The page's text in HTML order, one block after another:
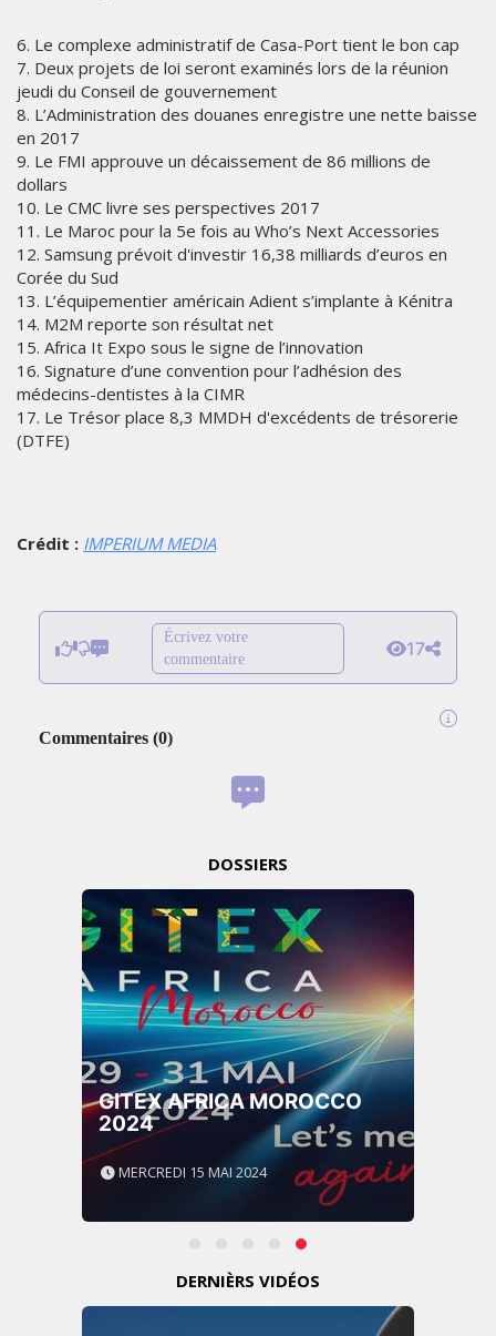
6. Le complexe administratif de Casa-Port tient le bon cap
7. Deux projets de loi seront examinés lors de la réunion
jeudi du Conseil de gouvernement
8. L’Administration des douanes enregistre une nette baisse
en 2017
9. Le FMI approuve un décaissement de 86 millions de
dollars
10. Le CMC livre ses perspectives 2017
11. Le Maroc pour la 5e fois au Who’s Next Accessories
12. Samsung prévoit d'investir 16,38 milliards d’euros en
Corée du Sud
13. L’équipementier américain Adient s’implante à Kénitra
14. M2M reporte son résultat net
15. Africa It Expo sous le signe de l’innovation
16. Signature d’une convention pour l’adhésion des
médecins-dentistes à la CIMR
17. Le Trésor place 8,3 MMDH d'excédents de trésorerie
(DTFE)
Crédit : IMPERIUM MEDIA
Écrivez votre
commentaire
17
Commentaires (0)
DOSSIERS
GITEX AFRICA MOROCCO
2024
MERCREDI 15 MAI 2024
DERNIÈRS VIDÉOS